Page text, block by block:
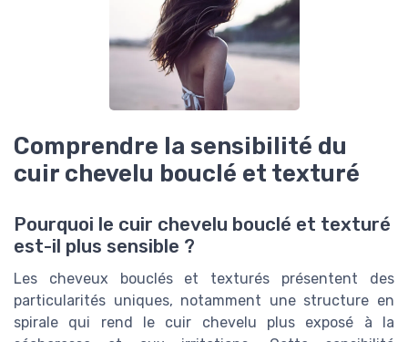
Comprendre la sensibilité du
cuir chevelu bouclé et texturé
Pourquoi le cuir chevelu bouclé et texturé
est-il plus sensible ?
Les cheveux bouclés et texturés présentent des
particularités uniques, notamment une structure en
spirale qui rend le cuir chevelu plus exposé à la